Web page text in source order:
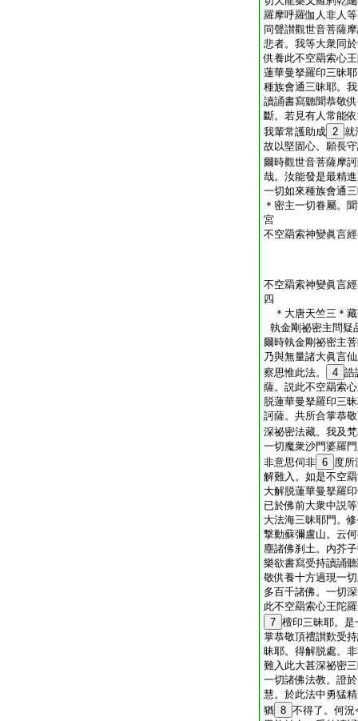
羅摩呼羅伽人非人
同聲讃觀世音菩薩
悲者。我等大衆同
供養此不空羂索心
蓮華曼拏羅印三昧
種族會通三昧耶。
讀誦書寫聽聞恭敬
斷。若見有人常能
我輩常護助成 2 就
故以堅固心。願長
爾時觀世音菩薩摩
哉。汝能發是最精
一切如來種族會通
＊密主一切眷屬。
宮
不空羂索神變眞言
不空羂索神變眞言
四
＊大唐天竺三＊
執金剛祕密主問疑
爾時執金剛祕密主
乃與無量諸大眞言
察思惟此法。
4 誥
薩。説此不空羂索
脱蓮華曼拏羅印三
訶薩。共所合掌恭
深祕密法藏。我及
一切魔衆沙門婆羅
非意思伺非 6 度所
解難入。如是不空
大解脱蓮華曼拏羅
已於佛前大衆中説
大法海三昧耶門。
撃動蘇彌盧山。云
塵諸佛刹土。内芥
樂欲書寫受持讀誦
敬供養十方過現一
多百千諸佛。一切
此不空羂索心王陀
7 檀印三昧耶。
掌恭敬頂禮讃歎受
昧耶。得解脱處。
難入此大甚深祕密
一切諸佛法教。證
慧。於此法中勇猛
猶 8 不得了。何況